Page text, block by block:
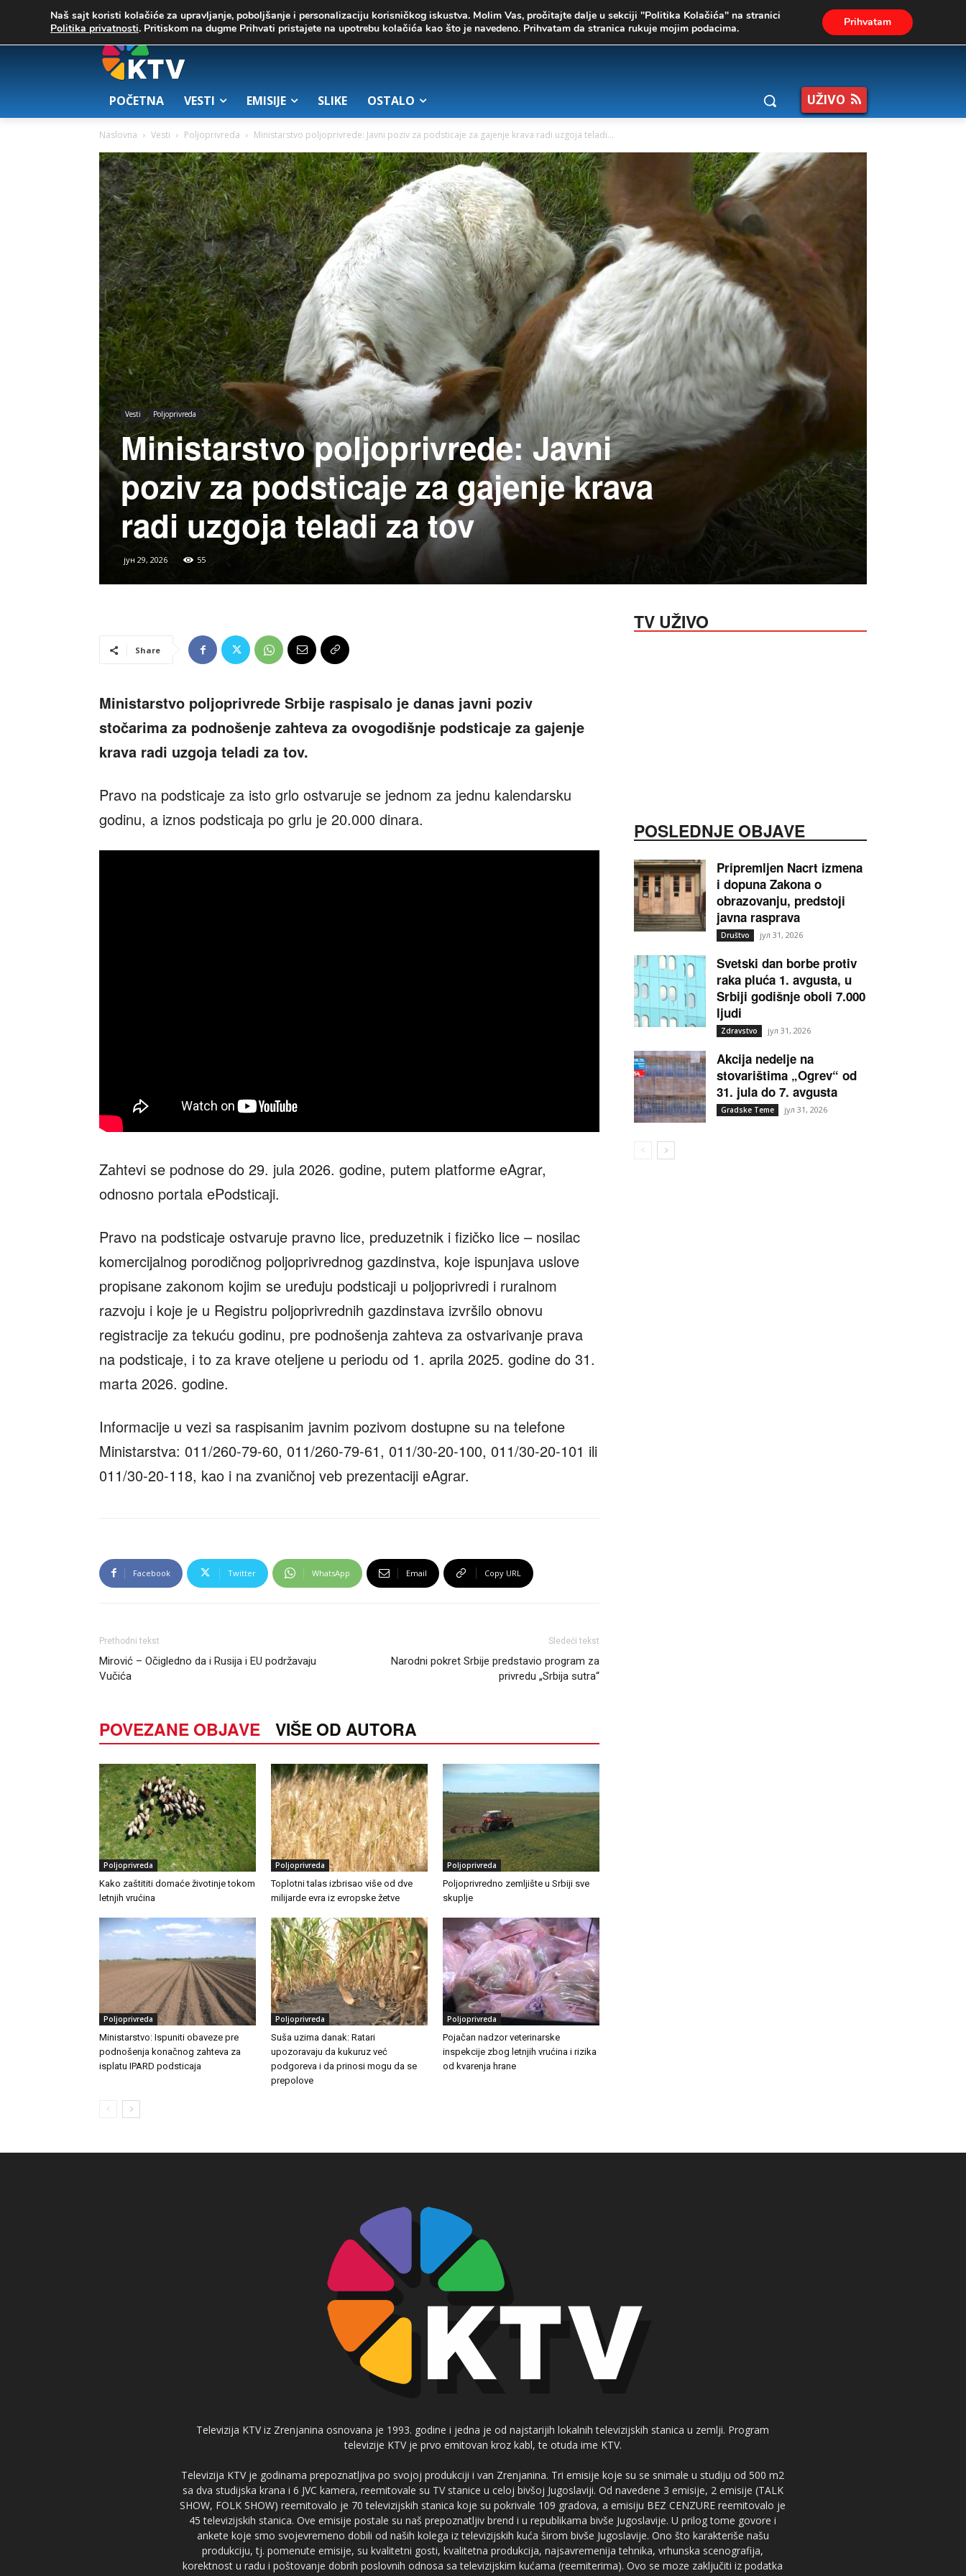
23.7 Zrenjanin 03. август 2026.
POČETNA VESTI EMISIJE SLIKE OSTALO UŽIVO
Naslovna Vesti Poljoprivreda Ministarstvo poljoprivrede: Javni poziv za podsticaje za gajenje krava radi uzgoja teladi...
Vesti Poljoprivreda
Ministarstvo poljoprivrede: Javni
poziv za podsticaje za gajenje krava
radi uzgoja teladi za tov
јун 29, 2026 55
Share
Ministarstvo poljoprivrede Srbije raspisalo je danas javni poziv
stočarima za podnošenje zahteva za ovogodišnje podsticaje za gajenje
krava radi uzgoja teladi za tov.
Pravo na podsticaje za isto grlo ostvaruje se jednom za jednu kalendarsku
godinu, a iznos podsticaja po grlu je 20.000 dinara.
Zahtevi se podnose do 29. jula 2026. godine, putem platforme eAgrar,
odnosno portala ePodsticaji.
Pravo na podsticaje ostvaruje pravno lice, preduzetnik i fizičko lice – nosilac
komercijalnog porodičnog poljoprivrednog gazdinstva, koje ispunjava uslove
propisane zakonom kojim se uređuju podsticaji u poljoprivredi i ruralnom
razvoju i koje je u Registru poljoprivrednih gazdinstava izvršilo obnovu
registracije za tekuću godinu, pre podnošenja zahteva za ostvarivanje prava
na podsticaje, i to za krave oteljene u periodu od 1. aprila 2025. godine do 31.
marta 2026. godine.
Informacije u vezi sa raspisanim javnim pozivom dostupne su na telefone
Ministarstva: 011/260-79-60, 011/260-79-61, 011/30-20-100, 011/30-20-101 ili
011/30-20-118, kao i na zvaničnoj veb prezentaciji eAgrar.
Facebook Twitter WhatsApp Email Copy URL
Prethodni tekst
Mirović – Očigledno da i Rusija i EU podržavaju
Vučića
Sledeći tekst
Narodni pokret Srbije predstavio program za
privredu „Srbija sutra“
POVEZANE OBJAVE VIŠE OD AUTORA
Poljoprivreda
Kako zaštititi domaće životinje tokom
letnjih vrućina
Poljoprivreda
Toplotni talas izbrisao više od dve
milijarde evra iz evropske žetve
Poljoprivreda
Poljoprivredno zemljište u Srbiji sve
skuplje
Poljoprivreda
Ministarstvo: Ispuniti obaveze pre
podnošenja konačnog zahteva za
isplatu IPARD podsticaja
Poljoprivreda
Suša uzima danak: Ratari
upozoravaju da kukuruz već
podgoreva i da prinosi mogu da se
prepolove
Poljoprivreda
Pojačan nadzor veterinarske
inspekcije zbog letnjih vrućina i rizika
od kvarenja hrane
TV UŽIVO
POSLEDNJE OBJAVE
Pripremljen Nacrt izmena
i dopuna Zakona o
obrazovanju, predstoji
javna rasprava
Društvo јул 31, 2026
Svetski dan borbe protiv
raka pluća 1. avgusta, u
Srbiji godišnje oboli 7.000
ljudi
Zdravstvo јул 31, 2026
Akcija nedelje na
stovarištima „Ogrev“ od
31. jula do 7. avgusta
Gradske Teme јул 31, 2026
Televizija KTV iz Zrenjanina osnovana je 1993. godine i jedna je od najstarijih lokalnih televizijskih stanica u zemlji. Program
televizije KTV je prvo emitovan kroz kabl, te otuda ime KTV.
Televizija KTV je godinama prepoznatljiva po svojoj produkciji i van Zrenjanina. Tri emisije koje su se snimale u studiju od 500 m2
sa dva studijska krana i 6 JVC kamera, reemitovale su TV stanice u celoj bivšoj Jugoslaviji. Od navedene 3 emisije, 2 emisije (TALK
SHOW, FOLK SHOW) reemitovalo je 70 televizijskih stanica koje su pokrivale 109 gradova, a emisiju BEZ CENZURE reemitovalo je
45 televizijskih stanica. Ove emisije postale su naš prepoznatljiv brend i u republikama bivše Jugoslavije. U prilog tome govore i
ankete koje smo svojevremeno dobili od naših kolega iz televizijskih kuća širom bivše Jugoslavije. Ono što karakteriše našu
produkciju, tj. pomenute emisije, su kvalitetni gosti, kvalitetna produkcija, najsavremenija tehnika, vrhunska scenografija,
korektnost u radu i poštovanje dobrih poslovnih odnosa sa televizijskim kućama (reemiterima). Ovo se moze zaključiti iz podatka
Naš sajt koristi kolačiće za upravljanje, poboljšanje i personalizaciju korisničkog iskustva. Molim Vas, pročitajte dalje u sekciji "Politika Kolačića" na stranici
Politika privatnosti. Pritiskom na dugme Prihvati pristajete na upotrebu kolačića kao što je navedeno. Prihvatam da stranica rukuje mojim podacima. Prihvatam